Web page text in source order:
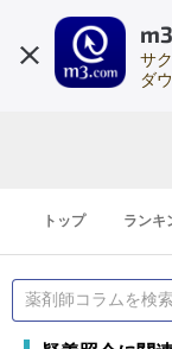
サ
ダ
トップ ランキ